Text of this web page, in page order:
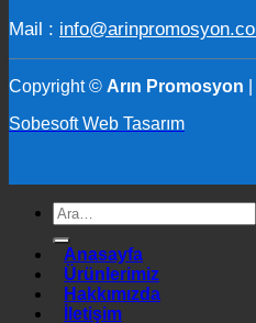
Mail :
Copyright © Arın Promosyon
Sobesoft Web Tasarım
Ara:
Anasayfa
Ürünlerimiz
Hakkımızda
İletişim